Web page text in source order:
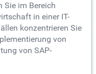
Sie im Bereich
in einer IT-
konzentrieren Sie
von
von SAP-